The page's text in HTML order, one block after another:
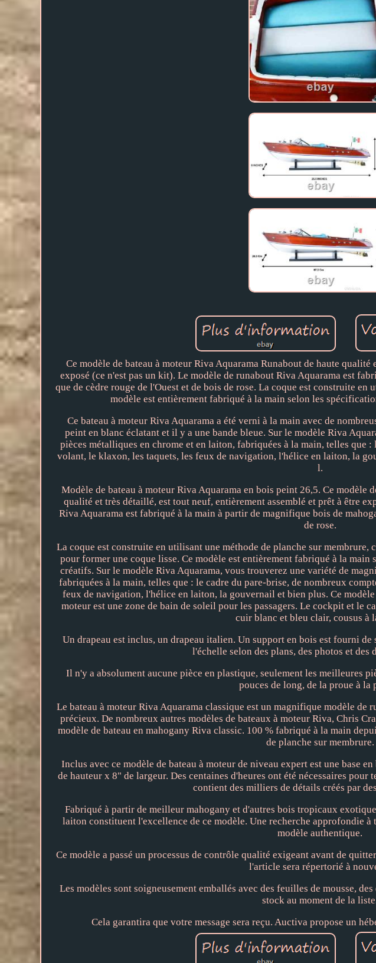
Ce modèle de bateau à moteur Riva Aquarama Runabout de haute
exposé (ce n'est pas un kit). Le modèle de runabout Riva Aquarama est
que de cèdre rouge de l'Ouest et de bois de rose. La coque est construite en
modèle est entièrement fabriqué à la main selon les
Ce bateau à moteur Riva Aquarama a été verni à la main avec de
peint en blanc éclatant et il y a une bande bleue. Sur le modèle Riva
pièces métalliques en chrome et en laiton, fabriquées à la main, telles que
volant, le klaxon, les taquets, les feux de navigation, l'hélice en laiton, la
l.
Modèle de bateau à moteur Riva Aquarama en bois peint 26,5. Ce modèle
qualité et très détaillé, est tout neuf, entièrement assemblé et prêt à être
Riva Aquarama est fabriqué à la main à partir de magnifique bois de
de rose.
La coque est construite en utilisant une méthode de planche sur membrure,
pour former une coque lisse. Ce modèle est entièrement fabriqué à la
créatifs. Sur le modèle Riva Aquarama, vous trouverez une variété de
fabriquées à la main, telles que : le cadre du pare-brise, de nombreux
feux de navigation, l'hélice en laiton, la gouvernail et bien plus. Ce
moteur est une zone de bain de soleil pour les passagers. Le cockpit et le
cuir blanc et bleu clair, cousus à
Un drapeau est inclus, un drapeau italien. Un support en bois est fourni
l'échelle selon des plans, des photos et des
Il n'y a absolument aucune pièce en plastique, seulement les meilleures
pouces de long, de la proue à la
Le bateau à moteur Riva Aquarama classique est un magnifique modèle
précieux. De nombreux autres modèles de bateaux à moteur Riva, Chris
modèle de bateau en mahogany Riva classic. 100 % fabriqué à la main
de planche sur membrure.
Inclus avec ce modèle de bateau à moteur de niveau expert est une base
de hauteur x 8" de largeur. Des centaines d'heures ont été nécessaires
contient des milliers de détails créés par
Fabriqué à partir de meilleur mahogany et d'autres bois tropicaux
laiton constituent l'excellence de ce modèle. Une recherche approfondie
modèle authentique.
Ce modèle a passé un processus de contrôle qualité exigeant avant de
l'article sera répertorié à
Les modèles sont soigneusement emballés avec des feuilles de mousse,
stock au moment de la
Cela garantira que votre message sera reçu. Auctiva propose un